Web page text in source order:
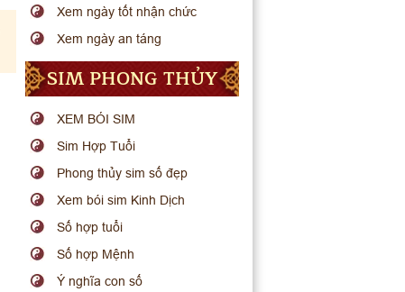
Xem ngày tốt nhận chức
Xem ngày an táng
SIM PHONG THỦY
XEM BÓI SIM
Sim Hợp Tuổi
Phong thủy sim số đẹp
Xem bói sim Kinh Dịch
Số hợp tuổi
Số hợp Mệnh
Ý nghĩa con số